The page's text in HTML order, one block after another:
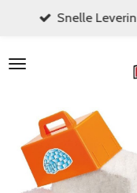
naar
hoofdinhoud
Snelle